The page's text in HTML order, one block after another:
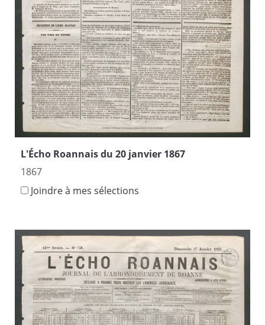
L'Écho Roannais du 20 janvier 1867
1867
Joindre à mes sélections